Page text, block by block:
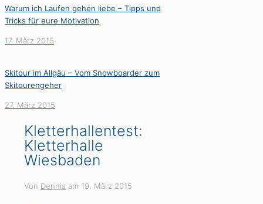
Warum ich Laufen gehen liebe – Tipps und
Tricks für eure Motivation
17. März 2015
Skitour im Allgäu – Vom Snowboarder zum
Skitourengeher
27. März 2015
Kletterhallentest:
Kletterhalle
Wiesbaden
Von Dennis am 19. März 2015